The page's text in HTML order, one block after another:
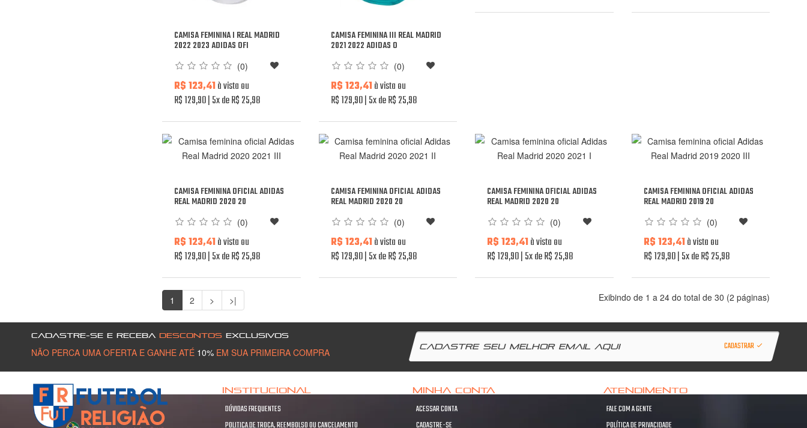
CAMISA FEMININA I REAL MADRID
2022 2023 ADIDAS OFI
(0)
R$ 123,41à vista ou
R$ 129,90 5x de R$ 25,98
CAMISA FEMININA III REAL MADRID
2021 2022 ADIDAS O
(0)
R$ 123,41à vista ou
R$ 129,90 5x de R$ 25,98
CAMISA FEMININA OFICIAL ADIDAS
REAL MADRID 2020 20
(0)
R$ 123,41à vista ou
R$ 129,90 5x de R$ 25,98
CAMISA FEMININA OFICIAL ADIDAS
REAL MADRID 2020 20
(0)
R$ 123,41à vista ou
R$ 129,90 5x de R$ 25,98
CAMISA FEMININA OFICIAL ADIDAS
REAL MADRID 2020 20
(0)
R$ 123,41à vista ou
R$ 129,90 5x de R$ 25,98
CAMISA FEMININA OFICIAL ADIDAS
REAL MADRID 2019 20
(0)
R$ 123,41à vista ou
R$ 129,90 5x de R$ 25,98
1 2 > >| Exibindo de 1 a 24 do total de 30 (2 páginas)
CADASTRE-SE E RECEBA DESCONTOS EXCLUSIVOS
NÃO PERCA UMA OFERTA E GANHE ATÉ 10% EM SUA PRIMEIRA COMPRA CADASTRAR
INSTITUCIONAL
DÚVIDAS FREQUENTES
MINHA CONTA
ACESSAR CONTA
ATENDIMENTO
FALE COM A GENTE